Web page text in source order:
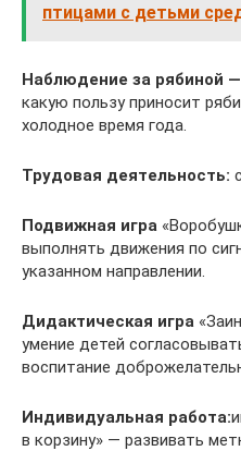
птицами с детьми
Наблюдение за рябиной —
какую пользу приносит
холодное время года.
Трудовая деятельность:
Подвижная игра
выполнять движения по
указанном направлении.
Дидактическая игра
умение детей
воспитание
Индивидуальная работа:
в корзину» — развивать